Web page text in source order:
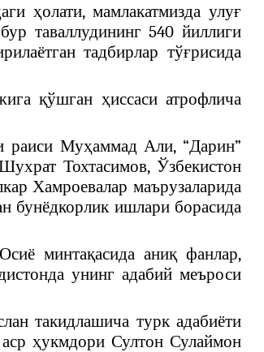
ҳолати, мамлакатмизда улуғ
таваллудининг 540 йиллиги
тадбирлар тўғрисида
қўшган ҳиссаси атрофлича
раиси Муҳаммад Али, “Дарин”
Тохтасимов, Ўзбекистон
Хамроевалар маърузаларида
бунёдкорлик ишлари борасида
минтақасида аниқ фанлар,
унинг адабий меъроси
такидлашича турк адабиёти
ҳукмдори Султон Сулаймон